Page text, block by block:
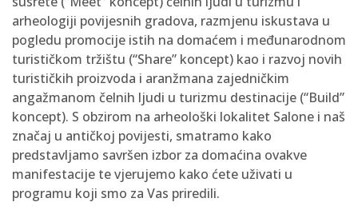
arheologiji povijesnih gradova, razmjenu iskustava u
pogledu promocije istih na domaćem i međunarodnom
turističkom tržištu (“Share” koncept) kao i razvoj novih
turističkih proizvoda i aranžmana zajedničkim
angažmanom čelnih ljudi u turizmu destinacije (“Build”
koncept). S obzirom na arheološki lokalitet Salone i naš
značaj u antičkoj povijesti, smatramo kako
predstavljamo savršen izbor za domaćina ovakve
manifestacije te vjerujemo kako ćete uživati u
programu koji smo za Vas priredili.